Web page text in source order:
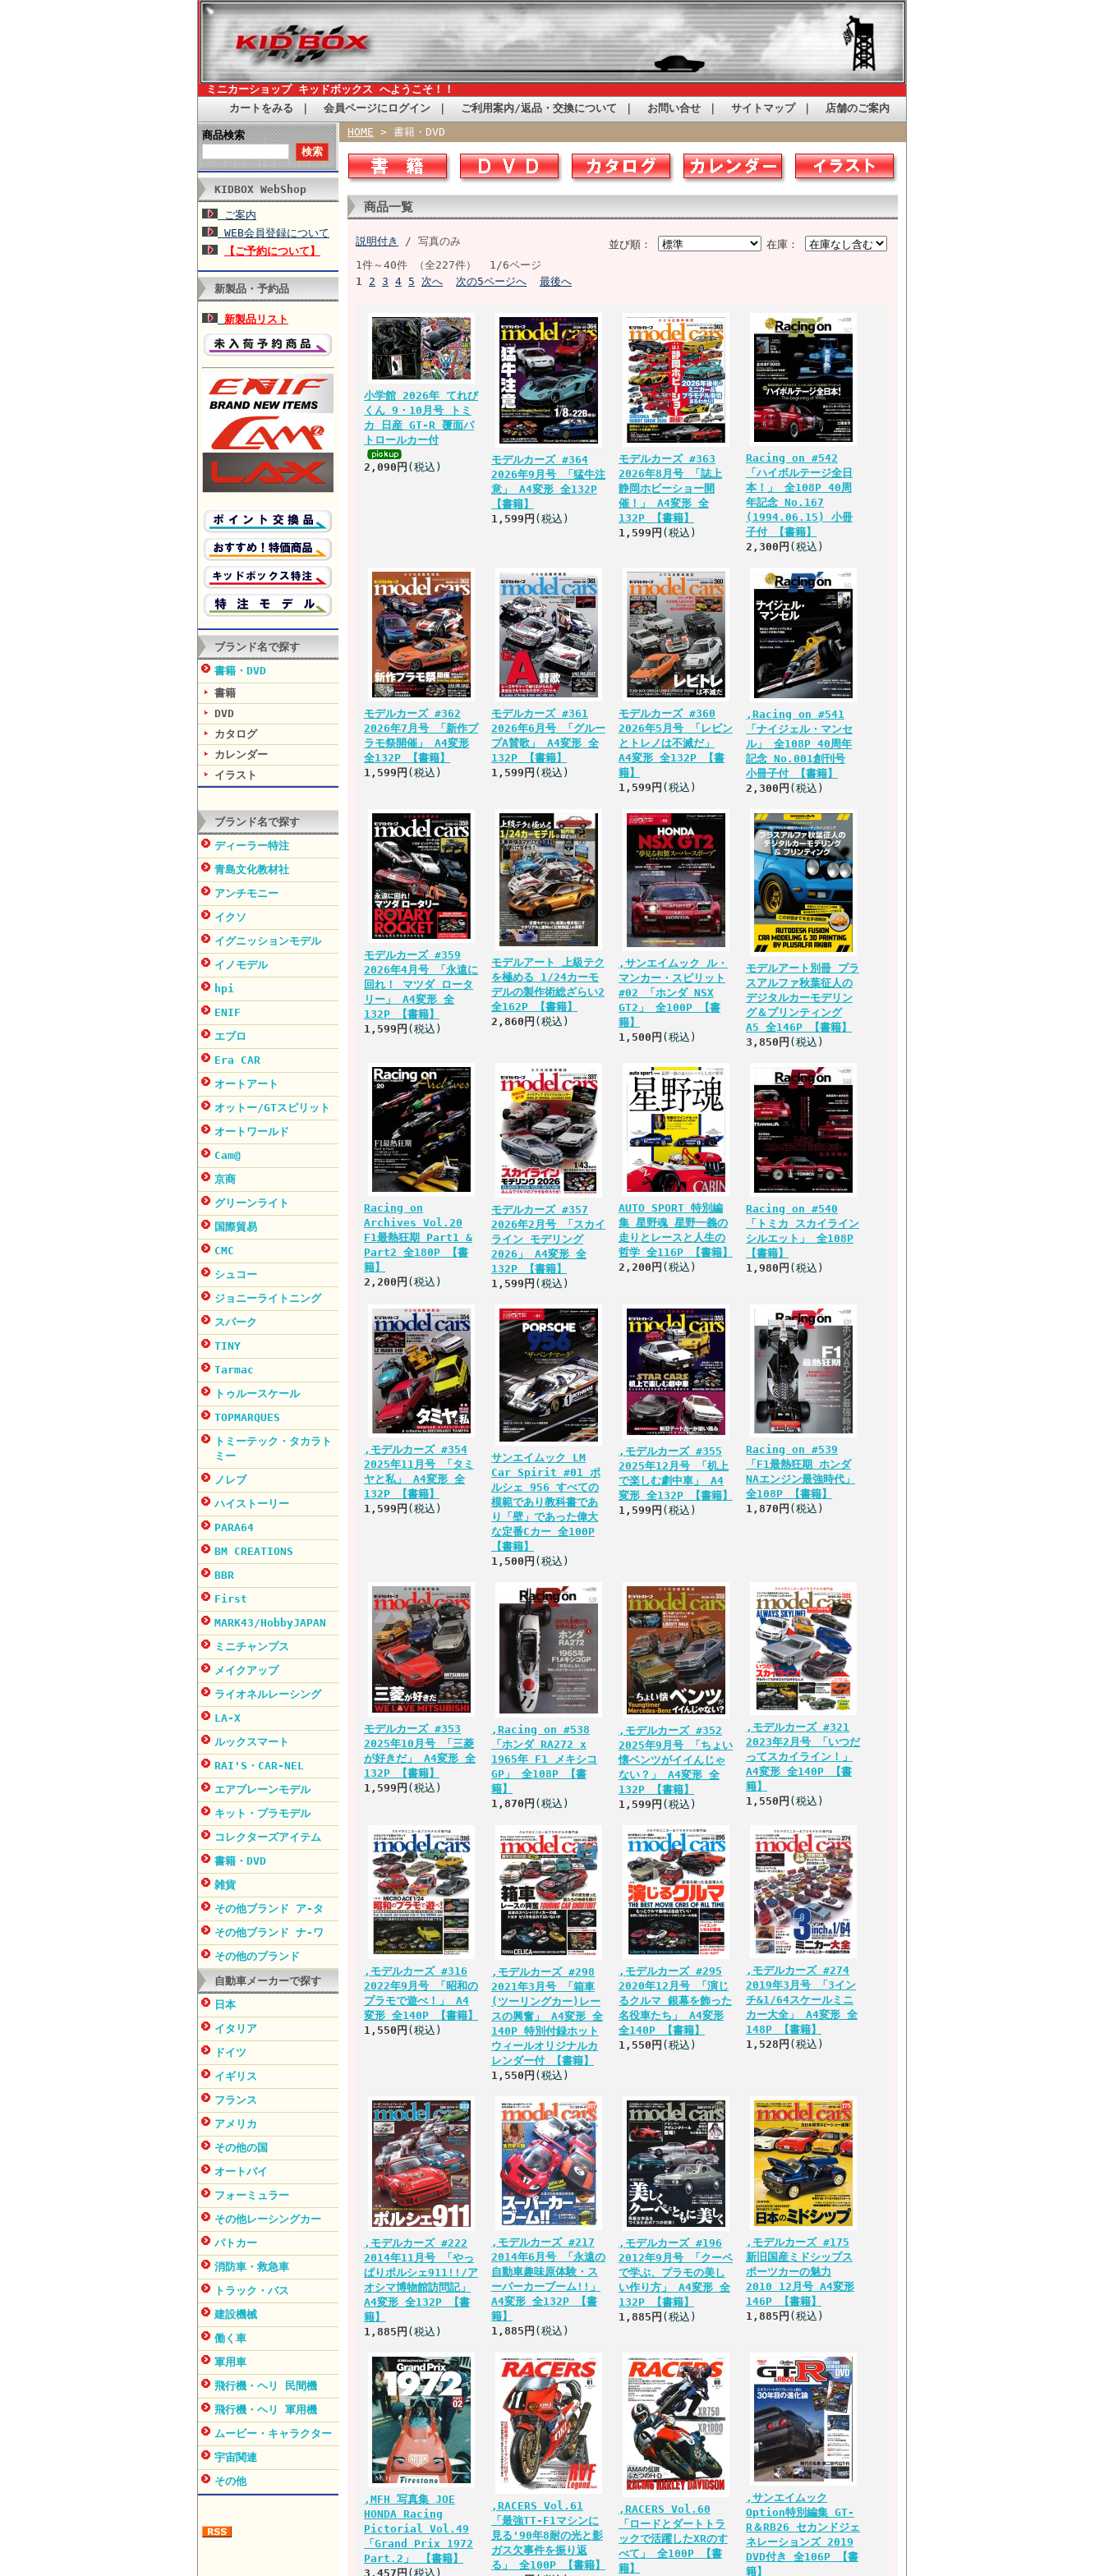
ミニカーショップ キッドボックス へようこそ！！
カートをみる
会員ページにログイン ご利用案内/返品・交換について お問い合せ サイトマップ｜ 店舗のご案内
商品検索
KIDBOX WebShop
ご案内
WEB会員登録について
【ご予約について】
新製品・予約品
新製品リスト
ブランド名で探す
書籍・DVD
書籍
DVD
カタログ
カレンダー
イラスト
ブランド名で探す
ディーラー特注
青島文化教材社
アンチモニー
イクソ
イグニッションモデル
イノモデル
hpi
ENIF
エブロ
Era CAR
オートアート
オットー/GTスピリット
オートワールド
Cam@
京商
グリーンライト
国際貿易
CMC
シュコー
ジョニーライトニング
スパーク
TINY
Tarmac
トゥルースケール
TOPMARQUES
トミーテック・タカラト
ミー
ノレブ
ハイストーリー
PARA64
BM CREATIONS
BBR
First
MARK43/HobbyJAPAN
ミニチャンプス
メイクアップ
ライオネルレーシング
LA-X
ルックスマート
RAI'S・CAR-NEL
エアプレーンモデル
キット・プラモデル
コレクターズアイテム
書籍・DVD
雑貨
その他ブランド ア-タ
その他ブランド ナ-ワ
その他のブランド
自動車メーカーで探す
日本
イタリア
ドイツ
イギリス
フランス
アメリカ
その他の国
オートバイ
フォーミュラー
その他レーシングカー
パトカー
消防車・救急車
トラック・バス
建設機械
働く車
軍用車
飛行機・ヘリ 民間機
飛行機・ヘリ 軍用機
ムービー・キャラクター
宇宙関連
その他
HOME > 書籍・DVD
商品一覧
在庫：
並び順：
説明付き
/ 写真のみ
1件～40件 （全227件） 1/6ページ
1 2 3 4 5 次へ 次の5ページへ 最後へ
小学館 2026年 てれび
くん 9・10月号 トミ
カ 日産 GT-R 覆面パ
トロールカー付
2,090円 (税込)
モデルカーズ #364
2026年9月号 「猛牛注
意」 A4変形 全132P
【書籍】
1,599円 (税込)
モデルカーズ #363
2026年8月号 「誌上
静岡ホビーショー開
催！」 A4変形 全
132P 【書籍】
1,599円 (税込)
Racing on #542
「ハイボルテージ全日
本！」 全108P 40周
年記念 No.167
(1994.06.15) 小冊
子付 【書籍】
2,300円 (税込)
モデルカーズ #362
2026年7月号 「新作プ
ラモ祭開催」 A4変形
全132P 【書籍】
1,599円 (税込)
モデルカーズ #361
2026年6月号 「グルー
プA賛歌」 A4変形 全
132P 【書籍】
1,599円 (税込)
モデルカーズ #360
2026年5月号 「レビン
とトレノは不滅だ」
A4変形 全132P 【書
籍】
1,599円 (税込)
,Racing on #541
「ナイジェル・マンセ
ル」 全108P 40周年
記念 No.001創刊号
小冊子付 【書籍】
2,300円 (税込)
モデルカーズ #359
2026年4月号 「永遠に
回れ！ マツダ ロータ
リー」 A4変形 全
132P 【書籍】
1,599円 (税込)
モデルアート 上級テク
を極める 1/24カーモ
デルの製作術総ざらい2
全162P 【書籍】
2,860円 (税込)
,サンエイムック ル・
マンカー・スピリット
#02 「ホンダ NSX
GT2」 全100P 【書
籍】
1,500円 (税込)
モデルアート別冊 プラ
スアルファ秋葉征人の
デジタルカーモデリン
グ＆プリンティング
A5 全146P 【書籍】
3,850円 (税込)
Racing on
Archives Vol.20
F1最熱狂期 Part1 &
Part2 全180P 【書
籍】
2,200円 (税込)
モデルカーズ #357
2026年2月号 「スカイ
ライン モデリング
2026」 A4変形 全
132P 【書籍】
1,599円 (税込)
AUTO SPORT 特別編
集 星野魂 星野一義の
走りとレースと人生の
哲学 全116P 【書籍】
2,200円 (税込)
Racing on #540
「トミカ スカイライン
シルエット」 全108P
【書籍】
1,980円 (税込)
,モデルカーズ #354
2025年11月号 「タミ
ヤと私」 A4変形 全
132P 【書籍】
1,599円 (税込)
サンエイムック LM
Car Spirit #01 ポ
ルシェ 956 すべての
模範であり教科書であ
り「壁」であった偉大
な定番Cカー 全100P
【書籍】
1,500円 (税込)
,モデルカーズ #355
2025年12月号 「机上
で楽しむ劇中車」 A4
変形 全132P 【書籍】
1,599円 (税込)
Racing on #539
「F1最熱狂期 ホンダ
NAエンジン最強時代」
全108P 【書籍】
1,870円 (税込)
モデルカーズ #353
2025年10月号 「三菱
が好きだ」 A4変形 全
132P 【書籍】
1,599円 (税込)
,Racing on #538
「ホンダ RA272 x
1965年 F1 メキシコ
GP」 全108P 【書
籍】
1,870円 (税込)
,モデルカーズ #352
2025年9月号 「ちょい
懐ベンツがイイんじゃ
ない？」 A4変形 全
132P 【書籍】
1,599円 (税込)
,モデルカーズ #321
2023年2月号 「いつだ
ってスカイライン！」
A4変形 全140P 【書
籍】
1,550円 (税込)
,モデルカーズ #316
2022年9月号 「昭和の
プラモで遊べ！」 A4
変形 全140P 【書籍】
1,550円 (税込)
,モデルカーズ #298
2021年3月号 「箱車
(ツーリングカー)レー
スの興奮」 A4変形 全
140P 特別付録ホット
ウィールオリジナルカ
レンダー付 【書籍】
1,550円 (税込)
,モデルカーズ #295
2020年12月号 「演じ
るクルマ 銀幕を飾った
名役車たち」 A4変形
全140P 【書籍】
1,550円 (税込)
,モデルカーズ #274
2019年3月号 「3イン
チ&1/64スケールミニ
カー大全」 A4変形 全
148P 【書籍】
1,528円 (税込)
,モデルカーズ #222
2014年11月号 「やっ
ぱりポルシェ911!!/ア
オシマ博物館訪問記」
A4変形 全132P 【書
籍】
1,885円 (税込)
,モデルカーズ #217
2014年6月号 「永遠の
自動車趣味原体験・ス
ーパーカーブーム!!」
A4変形 全132P 【書
籍】
1,885円 (税込)
,モデルカーズ #196
2012年9月号 「クーペ
で学ぶ、プラモの美し
い作り方」 A4変形 全
132P 【書籍】
1,885円 (税込)
,モデルカーズ #175
新旧国産ミドシップス
ポーツカーの魅力
2010 12月号 A4変形
146P 【書籍】
1,885円 (税込)
,MFH 写真集 JOE
HONDA Racing
Pictorial Vol.49
「Grand Prix 1972
Part.2」 【書籍】
3,457円 (税込)
,RACERS Vol.61
「最強TT-F1マシンに
見る'90年8耐の光と影
ガス欠事件を振り返
る」 全100P 【書籍】
,RACERS Vol.60
「ロードとダートトラ
ックで活躍したXRのす
べて」 全100P 【書
籍】
,サンエイムック
Option特別編集 GT-
R＆RB26 セカンドジェ
ネレーションズ 2019
DVD付き 全106P 【書
籍】